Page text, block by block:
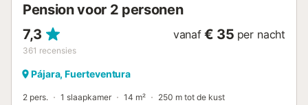
Pension voor 2 personen
7,3
361 recensies
vanaf € 35 per nacht
Pájara, Fuerteventura
2 pers. 1 slaapkamer 14 m² 250 m tot de kust